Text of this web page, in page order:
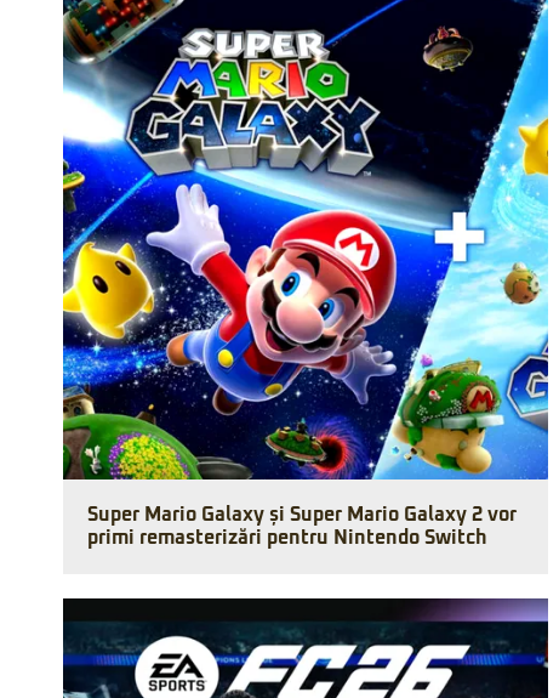
Super Mario Galaxy și Super Mario Galaxy 2 vor
primi remasterizări pentru Nintendo Switch